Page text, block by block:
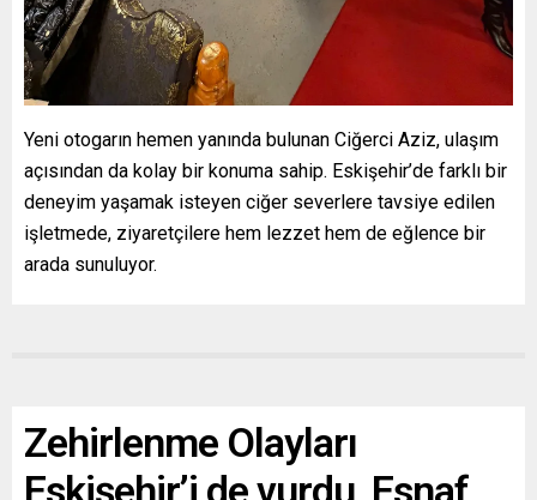
Yeni otogarın hemen yanında bulunan Ciğerci Aziz, ulaşım
açısından da kolay bir konuma sahip. Eskişehir’de farklı bir
deneyim yaşamak isteyen ciğer severlere tavsiye edilen
işletmede, ziyaretçilere hem lezzet hem de eğlence bir
arada sunuluyor.
Zehirlenme Olayları